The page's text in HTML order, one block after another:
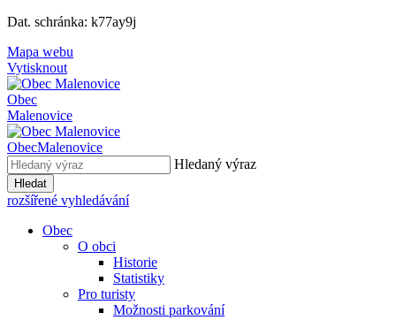
Dat. schránka: k77ay9j
Mapa webu
Vytisknout
Obec
Malenovice
ObecMalenovice
Hledaný výraz
Hledat
rozšířené vyhledávání
Obec
O obci
Historie
Statistiky
Pro turisty
Možnosti parkování